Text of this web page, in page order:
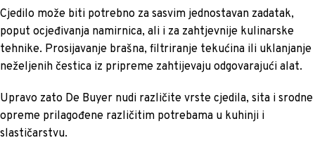
Cjedilo može biti potrebno za sasvim jednostavan zadatak,
poput ocjeđivanja namirnica, ali i za zahtjevnije kulinarske
tehnike. Prosijavanje brašna, filtriranje tekućina ili uklanjanje
neželjenih čestica iz pripreme zahtijevaju odgovarajući alat.
Upravo zato De Buyer nudi različite vrste cjedila, sita i srodne
opreme prilagođene različitim potrebama u kuhinji i
slastičarstvu.